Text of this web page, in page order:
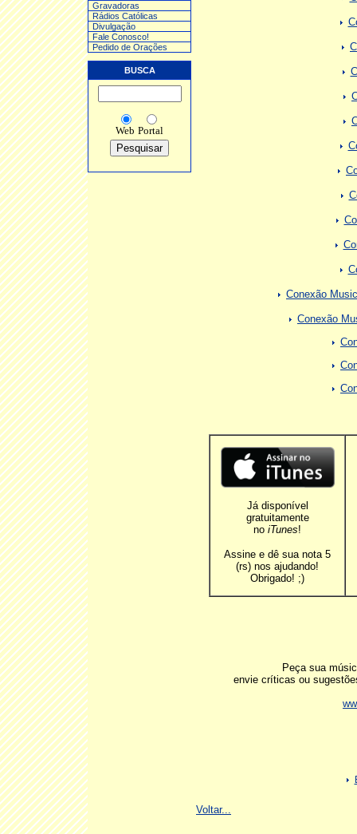
Gravadoras
Rádios Católicas
Divulgação
Fale Conosco!
Pedido de Orações
BUSCA
Web Portal
Conexão
Conexão
Já disponível
gratuitamente
no iTunes!
Assine e dê sua nota 5
(rs) nos ajudando!
Obrigado! ;)
Peça sua
envie críticas ou
Voltar...